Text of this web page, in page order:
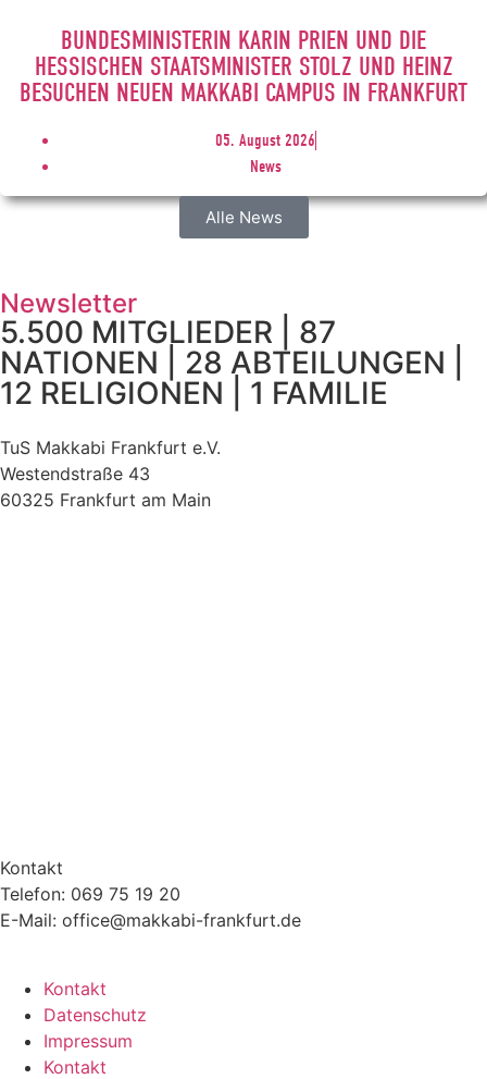
BUNDESMINISTERIN KARIN PRIEN UND DIE
HESSISCHEN STAATSMINISTER STOLZ UND HEINZ
BESUCHEN NEUEN MAKKABI CAMPUS IN FRANKFURT
05. August 2026
News
Alle News
Newsletter
5.500 MITGLIEDER | 87
NATIONEN | 28 ABTEILUNGEN |
12 RELIGIONEN | 1 FAMILIE
TuS Makkabi Frankfurt e.V.
Westendstraße 43
60325 Frankfurt am Main
Kontakt
Telefon: 069 75 19 20
E-Mail: office@makkabi-frankfurt.de
Kontakt
Datenschutz
Impressum
Kontakt